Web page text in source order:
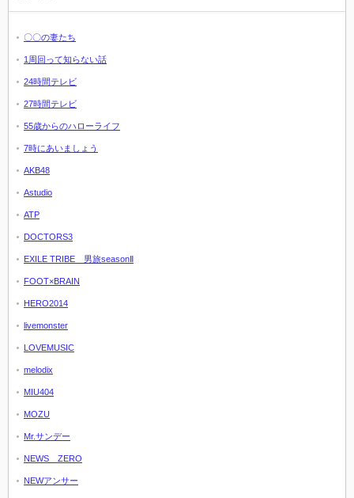
〇〇の妻たち
1周回って知らない話
24時間テレビ
27時間テレビ
55歳からのハローライフ
7時にあいましょう
AKB48
Astudio
ATP
DOCTORS3
EXILE TRIBE 男旅seasonⅡ
FOOT×BRAIN
HERO2014
livemonster
LOVEMUSIC
melodix
MIU404
MOZU
Mr.サンデー
NEWS ZERO
NEWアンサー